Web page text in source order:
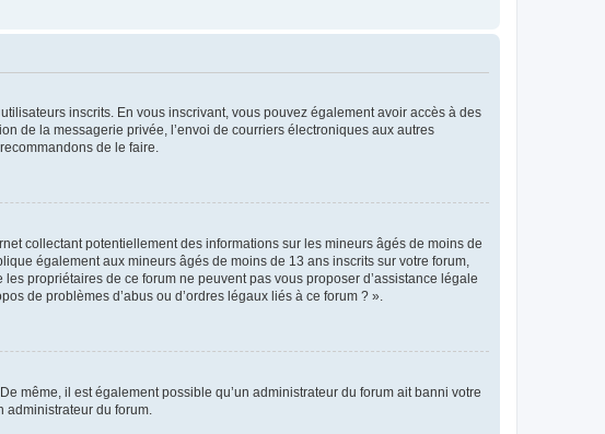
inscrits. En vous inscrivant, vous pouvez également avoir accès à des
de la messagerie privée, l’envoi de courriers électroniques aux autres
de le faire.
collectant potentiellement des informations sur les mineurs âgés de moins de
également aux mineurs âgés de moins de 13 ans inscrits sur votre forum,
propriétaires de ce forum ne peuvent pas vous proposer d’assistance légale
de problèmes d’abus ou d’ordres légaux liés à ce forum ? ».
même, il est également possible qu’un administrateur du forum ait banni votre
administrateur du forum.